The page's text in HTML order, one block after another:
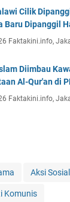
Cilik
Baru Dipanggil
Faktakini.info,
Diimbau
Al-Qur'an di
Faktakini.info,
Aksi
Komunis